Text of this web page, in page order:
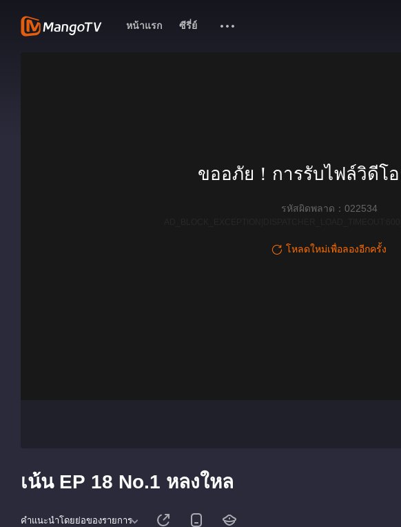
หน้าแรก ซีรี่ย์
ขออภัย！การรับไฟล์วิดีโ
รหัสผิดพลาด：022534
โหลดใหม่เพื่อลองอีกครั้ง
เน้น EP 18 No.1 หลงใหล
คำแนะนำโดยย่อของรายการ